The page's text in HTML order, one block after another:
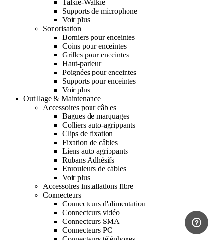
Talkie-Walkie
Supports de microphone
Voir plus
Sonorisation
Borniers pour enceintes
Coins pour enceintes
Grilles pour enceintes
Haut-parleur
Poignées pour enceintes
Supports pour enceintes
Voir plus
Outillage & Maintenance
Accessoires pour câbles
Bagues de marquages
Colliers auto-agrippants
Clips de fixation
Fixation de câbles
Liens auto agrippants
Rubans Adhésifs
Enrouleurs de câbles
Voir plus
Accessoires installations fibre
Connecteurs
Connecteurs d'alimentation
Connecteurs vidéo
Connecteurs SMA
Connecteurs PC